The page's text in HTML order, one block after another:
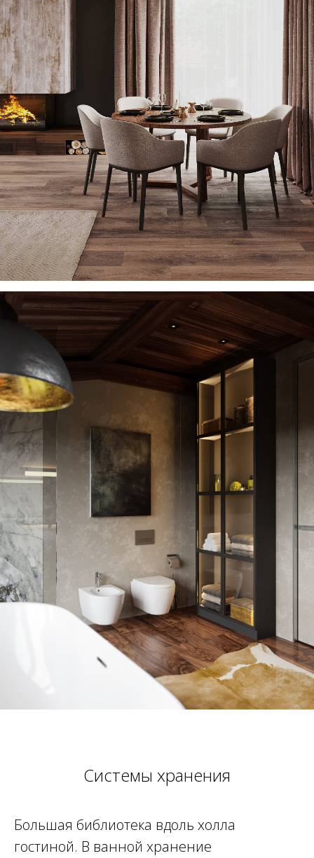
Системы хранения
Большая библиотека вдоль холла
гостиной. В ванной хранение